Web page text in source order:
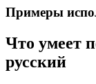
Примеры
Что умеет
русский